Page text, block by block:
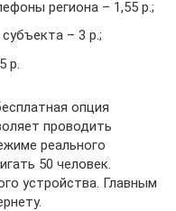
региона – 1,55 р.;
– 3 р.;
р.
опция
проводить
реального
50 человек.
устройства. Главным